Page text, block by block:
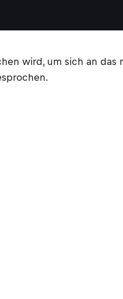
wird, um sich an